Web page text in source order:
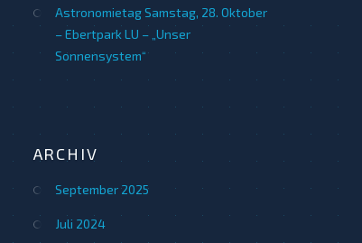
Astronomietag Samstag, 28. Oktober
– Ebertpark LU – „Unser
Sonnensystem“
ARCHIV
September 2025
Juli 2024